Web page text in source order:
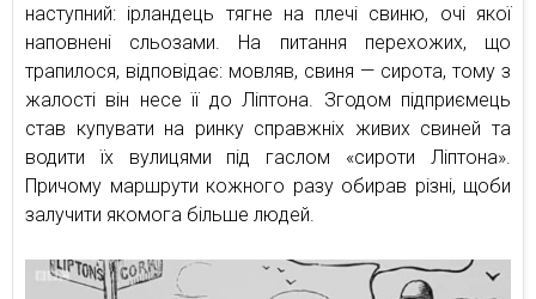
наступний: ірландець тягне на плечі свиню, очі якої
наповнені сльозами. На питання перехожих, що
трапилося, відповідає: мовляв, свиня — сирота, тому з
жалості він несе її до Ліптона. Згодом підприємець
став купувати на ринку справжніх живих свиней та
водити їх вулицями під гаслом «сироти Ліптона».
Причому маршрути кожного разу обирав різні, щоби
залучити якомога більше людей.